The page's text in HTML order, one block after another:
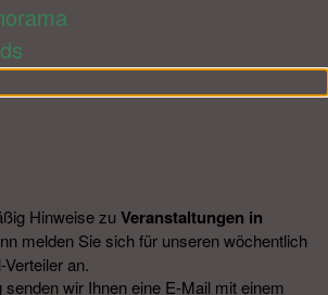
Hinweise zu Veranstal­tungen in
melden Sie sich für unseren wöchentlich
an.
wir Ihnen eine E-Mail mit einem